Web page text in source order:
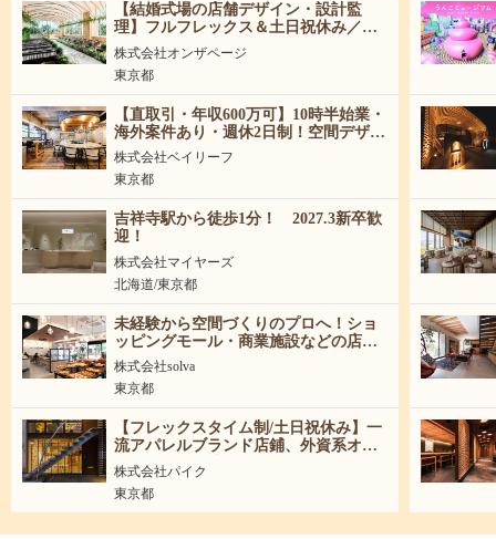
【結婚式場の店舗デザイン・設計監
理】フルフレックス＆土日祝休み／東
証上場企業で活躍！
株式会社オンザページ
東京都
【直取引・年収600万可】10時半始業・
海外案件あり・週休2日制！空間デザイ
ナー募集！
株式会社ベイリーフ
東京都
吉祥寺駅から徒歩1分！ 2027.3新卒歓
迎！
株式会社マイヤーズ
北海道/東京都
未経験から空間づくりのプロへ！ショ
ッピングモール・商業施設などの店舗
づくりを企画から引渡しまで担当する
空間ディレクター
株式会社solva
東京都
【フレックスタイム制/土日祝休み】一
流アパレルブランド店鋪、外資系オフ
ィスメインの建築・インテリアデザイ
ナー募集！
株式会社パイク
東京都